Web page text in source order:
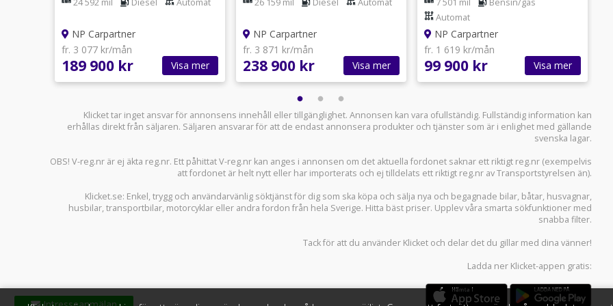
24 592 mil Diesel Automat
NP Carpartner
fr. 3 077 kr/mån
189 900 kr Visa mer
26 159 mil Diesel Automat
NP Carpartner
fr. 3 871 kr/mån
238 900 kr Visa mer
VÄLSERVAD/ DRAG
7 501 mil
Bensin/gas
Automat
NP Carpartner
fr. 1 619 kr/mån
99 900 kr Visa mer
Klicket tar inget ansvar för annonsens innehåll eller tillgänglighet. Annonsen kan vara ofullständig. Fullständig information kan
erhållas direkt från säljaren. Säljaren ansvarar för att de endast annonsera produkter och tjänster som är i enlighet med gällande
svenska lagar.
OBS! V-reg.nr är ej äkta reg.nr. Ett påhittat V-reg.nr kan anges i annonsen om det aktuella fordonet saknar ett riktigt reg.nr (exempelvis
att fordonet är helt nytt eller har importerats och ej tilldelats ett riktigt reg.nr av Transportstyrelsen än).
Klicket.se: Enkel, trygg och användarvänlig söktjänst för dig som ska köpa och sälja nya och begagnade bilar, båtar, husvagnar,
husbilar,transportbilar, motorcyklar eller andra fordon från hela Sverige. Hitta bäst priser. Upplev våra smarta sökfunktioner med
snabba filter.
Tack för att du använder Klicket och delar det du gillar med dina vänner!
Ladda ner Klicket-appen gratis: